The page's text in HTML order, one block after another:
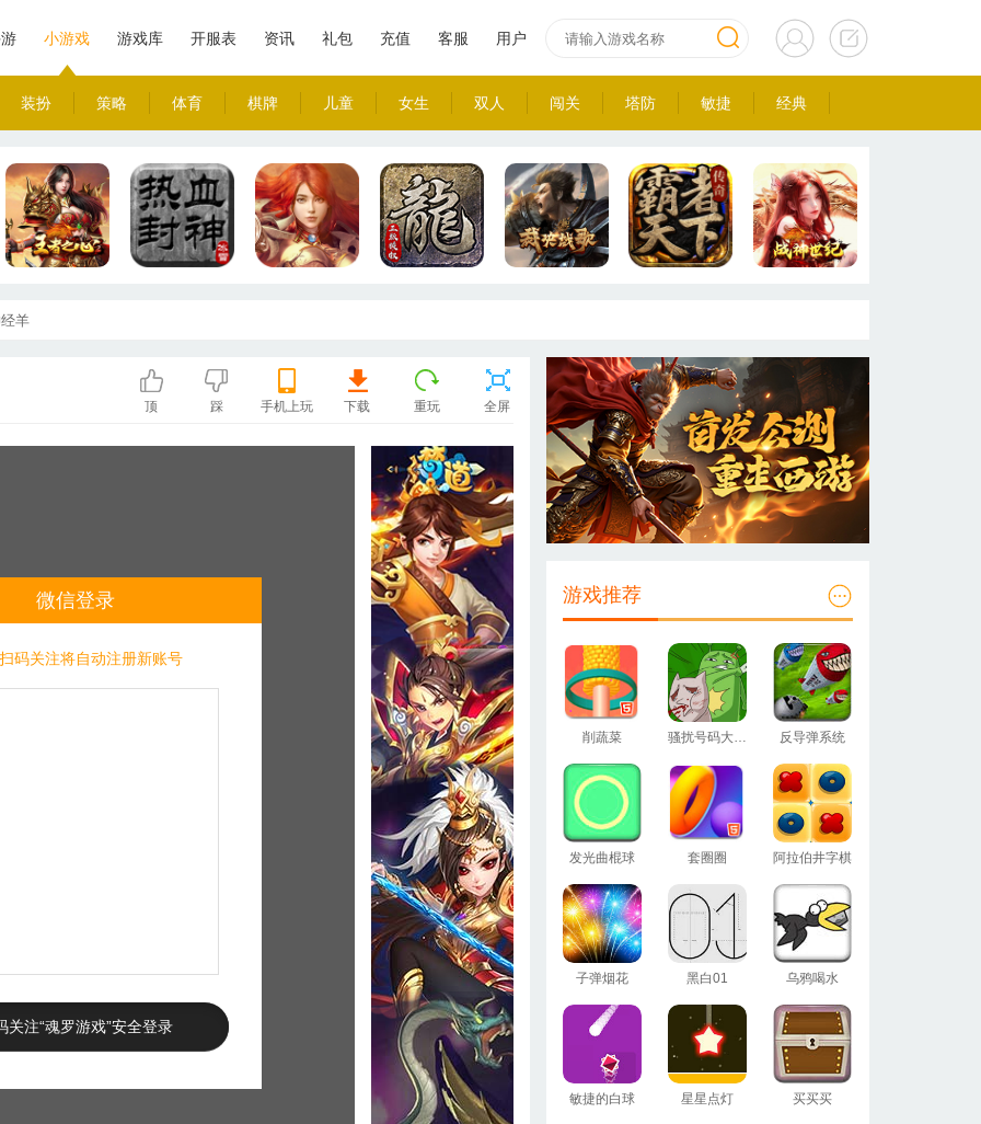
小游戏
装扮 策略 体育 棋牌 儿童 女生 双人 闯关 塔防 敏捷 经典
游戏库 开服表 资讯 礼包 充值 客服 用户
羊
顶 踩 手机上玩 下载 重玩 全屏
微信登录
码关注将自动注册新账号
关注“魂罗游戏”安全登录
游戏推荐
削蔬菜 骚扰号码大作战 反导弹系统
发光曲棍球 套圈圈 阿拉伯井字棋
子弹烟花 黑白01 乌鸦喝水
敏捷的白球 星星点灯 买买买